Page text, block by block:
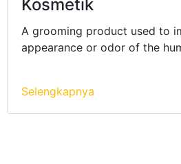
Kosmetik
A grooming product used to
appearance or odor of the
Selengkapnya